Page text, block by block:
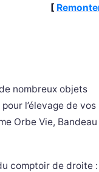
[
nombreux objets
l’élevage de vos
Orbe Vie,
comptoir de droite :